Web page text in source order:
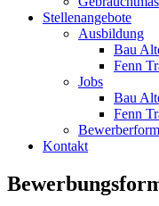
Stellenangebote
Ausbildung
Bau
Fenn
Jobs
Bau
Fenn
Kontakt